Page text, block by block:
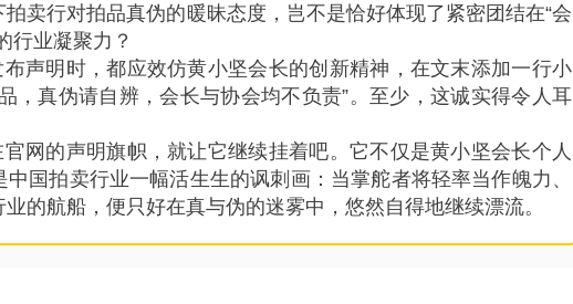
卖行对拍品真伪的暖昧态度，岂不是恰好体现了紧密团结在“会
行业凝聚力？
声明时，都应效仿黄小坚会长的创新精神，在文末添加一行小
，真伪请自辨，会长与协会均不负责”。至少，这诚实得令人耳
网的声明旗帜，就让它继续挂着吧。它不仅是黄小坚会长个人
国拍卖行业一幅活生生的讽刺画：当掌舵者将轻率当作魄力、
的航船，便只好在真与伪的迷雾中，悠然自得地继续漂流。